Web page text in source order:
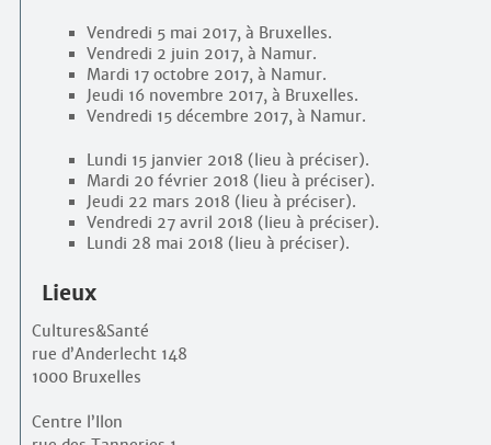
Vendredi 5 mai 2017, à Bruxelles.
Vendredi 2 juin 2017, à Namur.
Mardi 17 octobre 2017, à Namur.
Jeudi 16 novembre 2017, à Bruxelles.
Vendredi 15 décembre 2017, à Namur.
Lundi 15 janvier 2018 (lieu à préciser).
Mardi 20 février 2018 (lieu à préciser).
Jeudi 22 mars 2018 (lieu à préciser).
Vendredi 27 avril 2018 (lieu à préciser).
Lundi 28 mai 2018 (lieu à préciser).
Lieux
Cultures&Santé
rue d’Anderlecht 148
1000 Bruxelles
Centre l’Ilon